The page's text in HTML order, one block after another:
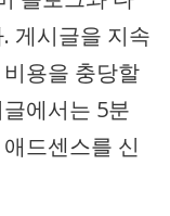
게시글을 지속
용을 충당할
에서는 5분
드센스를 신